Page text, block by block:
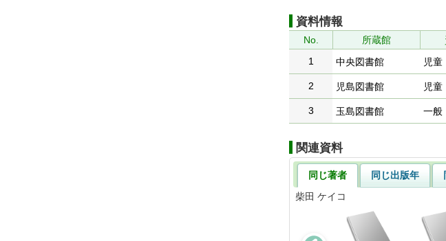
資料情報
No. 所蔵館
1
中央図書館 児童
2 児島図書館 児童
3 玉島図書館 一般
関連資料
同じ著者 同じ出版年
柴田 ケイコ